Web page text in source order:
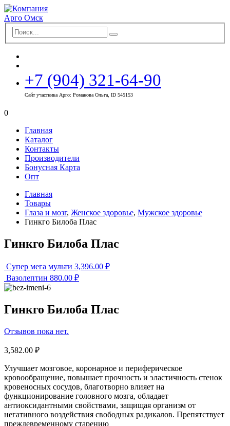
+7 (904) 321-64-90
Сайт участника Арго: Романова Ольга, ID 545153
0
Главная
Каталог
Контакты
Производители
Бонусная Карта
Опт
Главная
Товары
Глаза и мозг, Женское здоровье, Мужское здоровье
Гинкго Билоба Плас
Гинкго Билоба Плас
Супер мега мульти 3,396.00 ₽
Вазолептин 880.00 ₽
Гинкго Билоба Плас
Отзывов пока нет.
3,582.00 ₽
Улучшает мозговое, коронарное и периферическое
кровообращение, повышает прочность и эластичность стенок
кровеносных сосудов, благотворно влияет на
функционирование головного мозга, обладает
антиоксидантными свойствами, защищая организм от
негативного воздействия свободных радикалов. Препятствует
преждевременному старению